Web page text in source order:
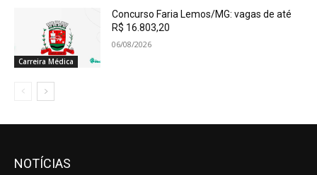
Carreira Médica
Concurso Faria Lemos/MG: vagas de até
R$ 16.803,20
06/08/2026
NOTÍCIAS